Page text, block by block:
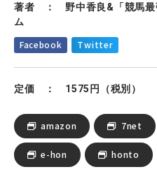
著者 ： 野中香良&「競馬最
ム
Facebook Twitter
定価 ： 1575円（税別）
amazon 7net
e-hon honto